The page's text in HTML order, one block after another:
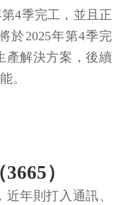
4季完工，並且正
於2025年第4季完
產解決方案，後續
。
）
年則打入通訊、